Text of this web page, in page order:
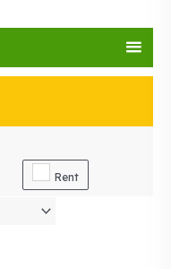
Rent